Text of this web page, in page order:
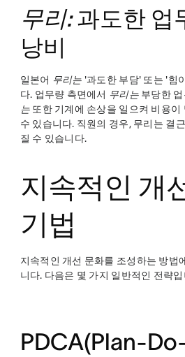
무리:과도한 업
낭비
일본어 무리는 '과도한 부담' 또는 '힘
다. 업무량 측면에서 무리는부당한 업
는또한 기계에 손상을 일으켜 비용이
수 있습니다. 직원의 경우, 무리는 결
질 수 있습니다.
지속적인 개
기법
지속적인 개선 문화를 조성하는 방법
니다. 다음은 몇 가지 일반적인 전략
PDCA(Plan-